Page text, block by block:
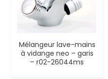
Mélangeur lave-mains
à vidange neo – garis
– r02-26044ms